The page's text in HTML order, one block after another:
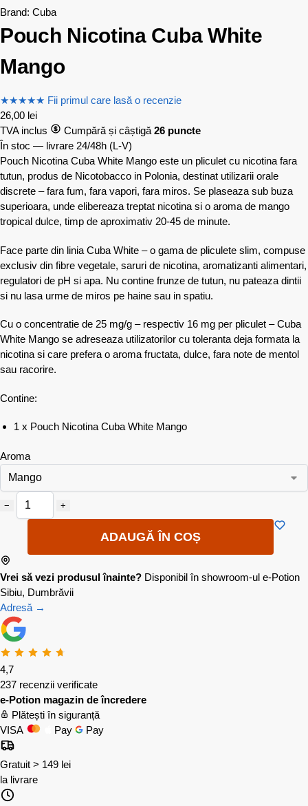
Brand: Cuba
Pouch Nicotina Cuba White
Mango
★★★★★ Fii primul care lasă o recenzie
26,00 lei
TVA inclus
Cumpără și câștigă 26 puncte
În stoc — livrare 24/48h (L-V)
Pouch Nicotina Cuba White Mango este un pliculet cu nicotina fara
tutun, produs de Nicotobacco in Polonia, destinat utilizarii orale
discrete – fara fum, fara vapori, fara miros. Se plaseaza sub buza
superioara, unde elibereaza treptat nicotina si o aroma de mango
tropical dulce, timp de aproximativ 20-45 de minute.
Face parte din linia Cuba White – o gama de pliculete slim, compuse
exclusiv din fibre vegetale, saruri de nicotina, aromatizanti alimentari,
regulatori de pH si apa. Nu contine frunze de tutun, nu pateaza dintii
si nu lasa urme de miros pe haine sau in spatiu.
Cu o concentratie de 25 mg/g – respectiv 16 mg per pliculet – Cuba
White Mango se adreseaza utilizatorilor cu toleranta deja formata la
nicotina si care prefera o aroma fructata, dulce, fara note de mentol
sau racorire.
Contine:
1 x Pouch Nicotina Cuba White Mango
Aroma
− +
ADAUGĂ ÎN COȘ
Vrei să vezi produsul înainte? Disponibil în showroom-ul e-Potion
Sibiu, Dumbrăvii
Adresă →
4,7
237 recenzii verificate
e-Potion magazin de încredere
Plătești în siguranță
VISA
Pay Pay
Gratuit > 149 lei
la livrare